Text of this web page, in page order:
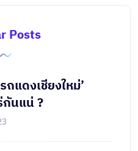
Posts
ถแดงเชียงใหม่’
กันแน่ ?